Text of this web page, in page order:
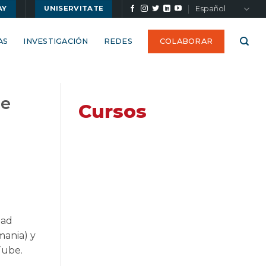
UNISERVITATE Español
INVESTIGACIÓN REDES COLABORAR
y
Cursos